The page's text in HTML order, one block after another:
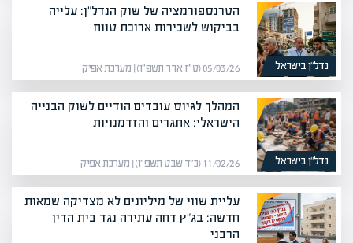
נדל”ן בישראל
הטרנספורמציה של שוק הנדל"ן: עלייה
בביקוש לשכירות ארוכת טווח
05/03/26 (ט״ז אדר תשפ״ו) | מערכת אפיק
נדל”ן בישראל
המהלך לגיוס עובדים הודיים לשוק הבנייה
הישראלי: אתגרים והזדמנויות
11/02/26 (כ״ד שבט תשפ״ו) | מערכת אפיק
עליית שווי של מיליונים לא מצדיקה שמאות
חדשה: בג"ץ דחה עתירה נגד בית הדין
הרבני